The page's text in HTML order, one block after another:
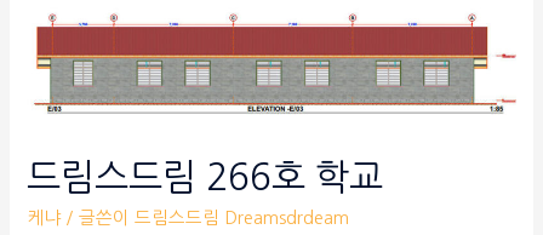
드림스드림 266호 학교
케냐/ 글쓴이 드림스드림 Dreamsdrdeam